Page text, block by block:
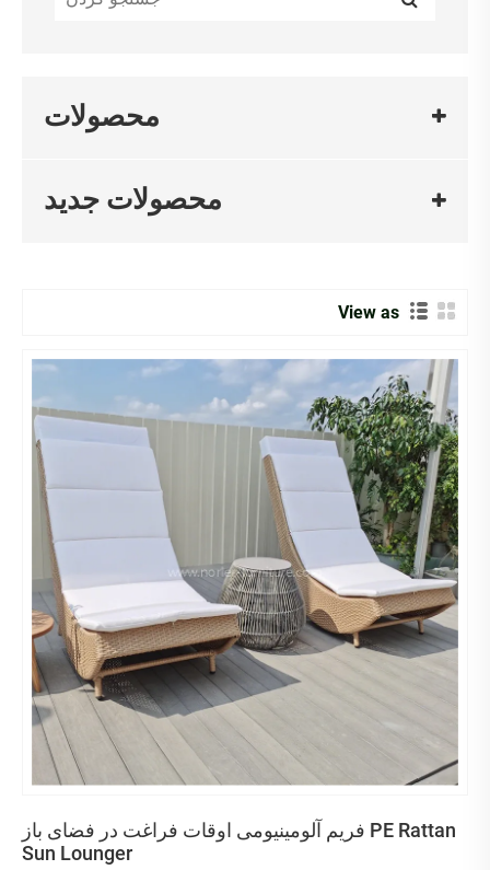
محصولات
محصولات جدید
View as
فریم آلومینیومی اوقات فراغت در فضای باز PE Rattan
Sun Lounger